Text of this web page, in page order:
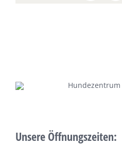
Unsere Öffnungszeiten: